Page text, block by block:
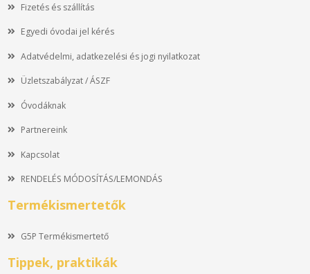
Fizetés és szállítás
Egyedi óvodai jel kérés
Adatvédelmi, adatkezelési és jogi nyilatkozat
Üzletszabályzat / ÁSZF
Óvodáknak
Partnereink
Kapcsolat
RENDELÉS MÓDOSÍTÁS/LEMONDÁS
Termékismertetők
G5P Termékismertető
Tippek, praktikák